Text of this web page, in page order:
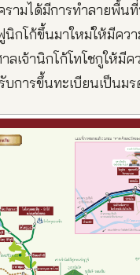
รามได้มีการทำลายพื้
กโก้ขึ้นมาใหม่ให้มีคว
ลเจ้านิกโก้โทโชกูให้มี
บการขึ้นทะเบียนเป็นม